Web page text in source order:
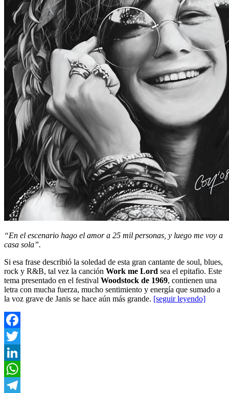
“En el escenario hago el amor a 25 mil personas, y luego me voy a
casa sola”.
Si esa frase describió la soledad de esta gran cantante de soul, blues,
rock y R&B, tal vez la canción Work me Lord sea el epitafio. Este
tema presentado en el festival Woodstock de 1969, contienen una
letra con mucha fuerza, mucho sentimiento y energía que sumado a
la voz grave de Janis se hace aún más grande. [seguir leyendo]
Facebook
Twitter
LinkedIn
WhatsApp